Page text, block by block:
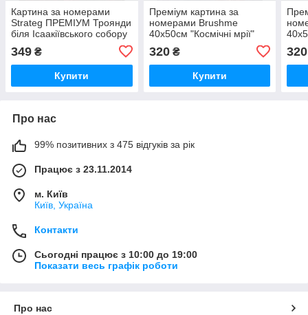
Картина за номерами
Strateg ПРЕМІУМ Троянди
біля Ісаакіївського собору
з лаком розміром 40х50
см (GS1241)
349 ₴
Купити
Преміум картина за
номерами Brushme
40x50см "Космічні мрії"
320₴
Купити
320
Про нас
99% позитивних з 475 відгуків за рік
Працює з 23.11.2014
м. Київ
Київ, Україна
Контакти
Сьогодні працює з 10:00 до 19:00
Показати весь графік роботи
Про нас